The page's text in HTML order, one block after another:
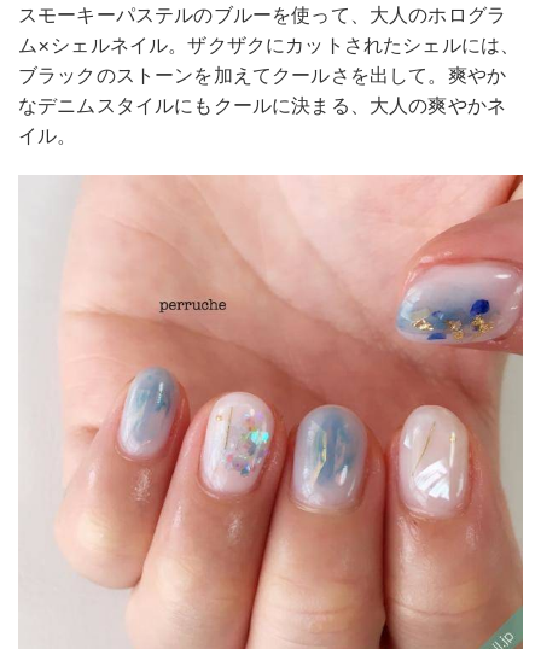
スモーキーパステルのブルーを使って、大人のホログラ
ム×シェルネイル。ザクザクにカットされたシェルには、
ブラックのストーンを加えてクールさを出して。爽やか
なデニムスタイルにもクールに決まる、大人の爽やかネ
イル。